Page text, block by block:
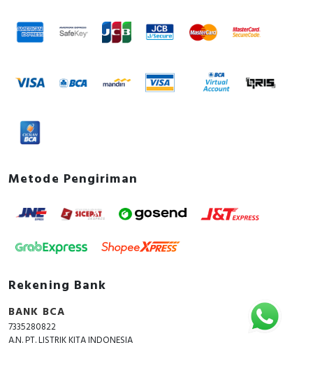
Metode Pengiriman
Rekening Bank
BANK BCA
7335280822
A.N. PT. LISTRIK KITA INDONESIA